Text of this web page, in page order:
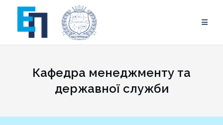
content
Кафедра менеджменту та
державної служби